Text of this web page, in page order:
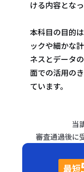
ける内容となっ
本科目の目的
ックや細かな
ネスとデータ
面での活用の
ています。
当
審査通過後に
最短